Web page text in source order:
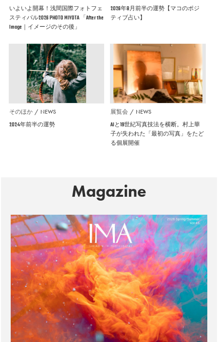
いよいよ開幕！浅間国際フォトフェ
スティバル2026 PHOTO MIYOTA 「After the
Image｜イメージのその後」
2026年8月前半の運勢【マコのポジ
ティブ占い】
そのほか NEWS
2024年前半の運勢
展覧会 NEWS
AIと19世紀写真技法を横断。村上華
子が失われた「最初の写真」をたど
る個展開催
Magazine